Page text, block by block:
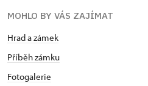
MOHLO BY VÁS ZAJÍMAT
Hrad a zámek
Příběh zámku
Fotogalerie